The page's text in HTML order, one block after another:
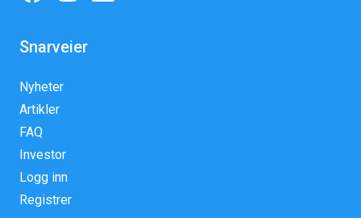
Snarveier
Nyheter
Artikler
FAQ
Investor
Logg inn
Registrer